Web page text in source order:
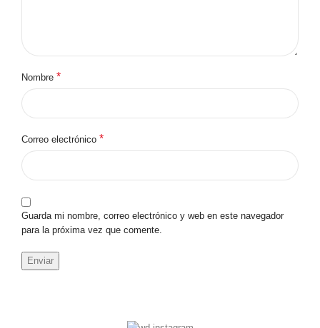
Nombre *
Correo electrónico *
Guarda mi nombre, correo electrónico y web en este navegador
para la próxima vez que comente.